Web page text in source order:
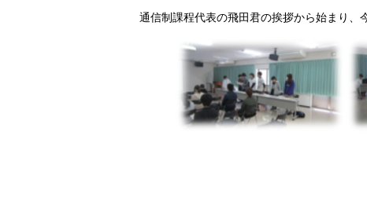
通信制課程代表の飛田君の挨拶から始まり、